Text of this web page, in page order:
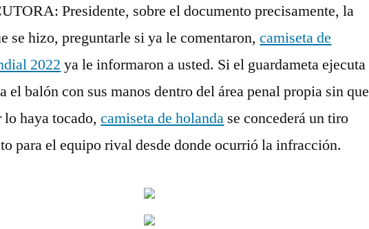
Presidente, sobre el documento precisamente, la
se hizo, preguntarle si ya le comentaron,camiseta de
2022 ya le informaron a usted. Si el guardameta ejecuta
el balón con sus manos dentro del área penal propia sin que
lo haya tocado,camiseta de holanda se concederá un tiro
para el equipo rival desde donde ocurrió la infracción.